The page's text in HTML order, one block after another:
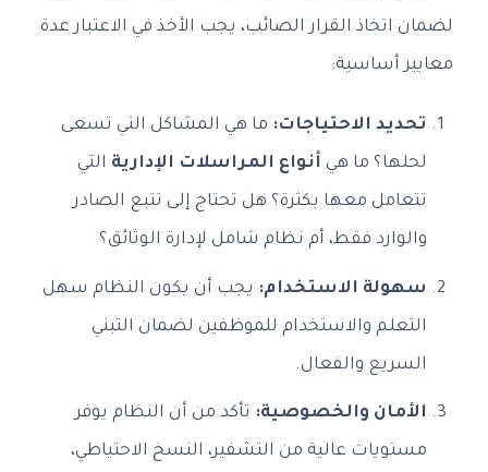
لضمان اتخاذ القرار الصائب، يجب الأخذ في الاعتبار عدة
معايير أساسية:
تحديد الاحتياجات: ما هي المشاكل التي تسعى
لحلها؟ ما هي أنواع المراسلات الإدارية التي
تتعامل معها بكثرة؟ هل تحتاج إلى تتبع الصادر
والوارد فقط، أم نظام شامل لإدارة الوثائق؟
سهولة الاستخدام: يجب أن يكون النظام سهل
التعلم والاستخدام للموظفين لضمان التبني
السريع والفعال.
الأمان والخصوصية: تأكد من أن النظام يوفر
مستويات عالية من التشفير، النسخ الاحتياطي،